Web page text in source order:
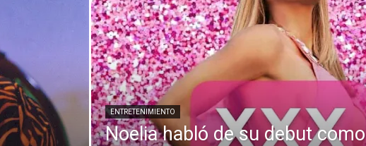
ENTRETENIMIENTO
Noelia habló de su debut como